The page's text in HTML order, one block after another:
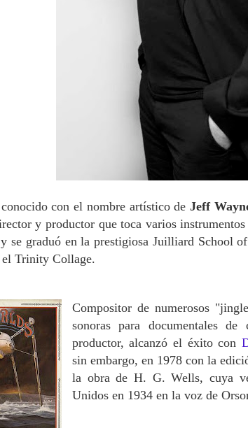
con el nombre artístico deJeff
y productor que toca varios
se graduó en la prestigiosa Juilliard School
el Trinity Collage.
Compositor de numerosos
sonoras para documentales
productor, alcanzó el éxito con
sin embargo, en 1978 con la
la obra de H. G. Wells, cuya
Unidos en 1934 en la voz de